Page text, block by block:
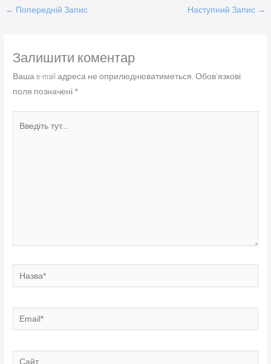
← Попередній Запис Наступний Запис →
Залишити коментар
Ваша e-mail адреса не оприлюднюватиметься. Обов’язкові
поля позначені *
Назва*
Email*
Сайт